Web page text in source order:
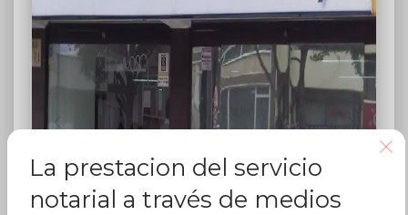
La prestacion del servicio
notarial a través de medios